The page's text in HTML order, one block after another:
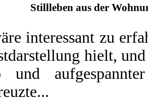
Stillleben aus der
interessant zu
hielt,
und